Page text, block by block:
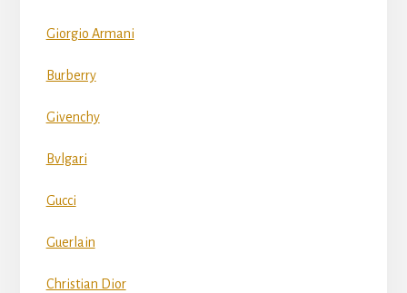
Giorgio Armani
Burberry
Givenchy
Bvlgari
Gucci
Guerlain
Christian Dior